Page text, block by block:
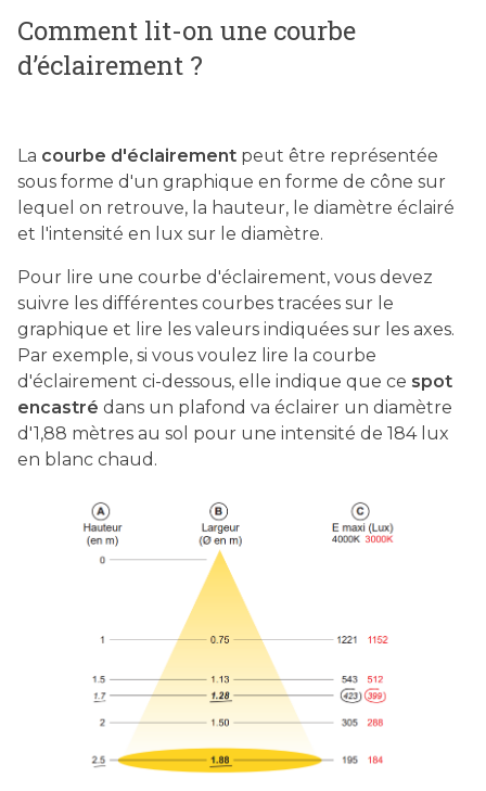
Comment lit-on une courbe
d’éclairement ?
La courbe d'éclairement peut être représentée
sous forme d'un graphique en forme de cône sur
lequel on retrouve, la hauteur, le diamètre éclairé
et l'intensité en lux sur le diamètre.
Pour lire une courbe d'éclairement, vous devez
suivre les différentes courbes tracées sur le
graphique et lire les valeurs indiquées sur les axes.
Par exemple, si vous voulez lire la courbe
d'éclairement ci-dessous, elle indique que ce spot
encastré dans un plafond va éclairer un diamètre
d'1,88 mètres au sol pour une intensité de 184 lux
en blanc chaud.